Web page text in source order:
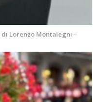
di Lorenzo Montalegni –